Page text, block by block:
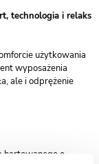
technologia i relaks
użytkowania
wyposażenia
ale i odprężenie
hartowanego o